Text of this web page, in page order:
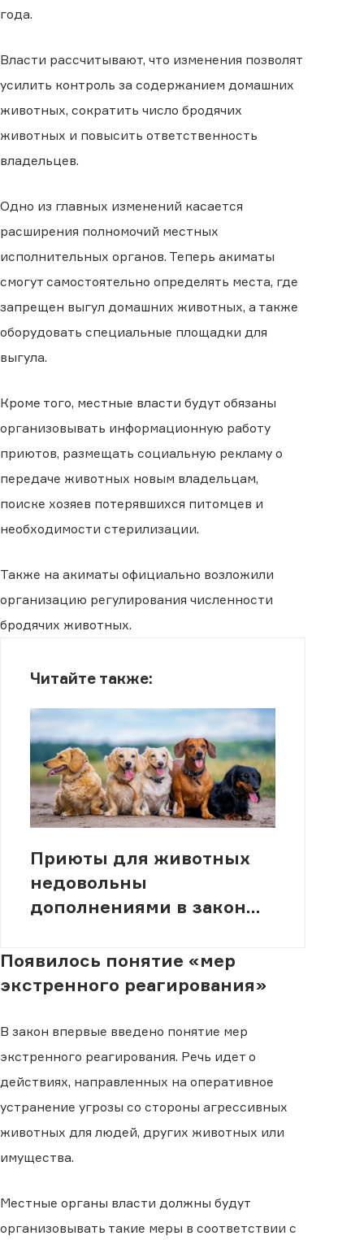
года.
Власти рассчитывают, что изменения позволят
усилить контроль за содержанием домашних
животных, сократить число бродячих
животных и повысить ответственность
владельцев.
Одно из главных изменений касается
расширения полномочий местных
исполнительных органов. Теперь акиматы
смогут самостоятельно определять места, где
запрещен выгул домашних животных, а также
оборудовать специальные площадки для
выгула.
Кроме того, местные власти будут обязаны
организовывать информационную работу
приютов, размещать социальную рекламу о
передаче животных новым владельцам,
поиске хозяев потерявшихся питомцев и
необходимости стерилизации.
Также на акиматы официально возложили
организацию регулирования численности
бродячих животных.
Читайте также:
Приюты для животных
недовольны
дополнениями в закон
обращении с
животными»
Появилось понятие «мер
экстренного реагирования»
В закон впервые введено понятие мер
экстренного реагирования. Речь идет о
действиях, направленных на оперативное
устранение угрозы со стороны агрессивных
животных для людей, других животных или
имущества.
Местные органы власти должны будут
организовывать такие меры в соответствии с